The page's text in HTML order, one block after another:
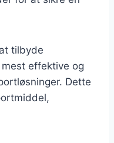
tilbyde
effektive og
Dette